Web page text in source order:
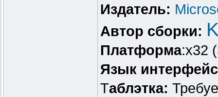
Издатель:
Автор сборки:
Платформа:x32
Язык
Таблэтка: